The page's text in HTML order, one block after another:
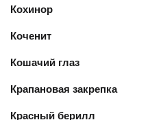
Кохинор
Коченит
Кошачий глаз
Крапановая закрепка
Красный берилл